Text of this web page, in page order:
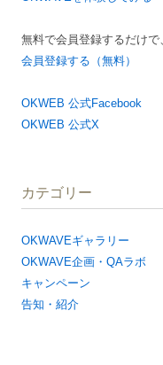
無料で会員登録するだけで
会員登録する（無料）
OKWEB 公式Facebook
OKWEB 公式X
カテゴリー
OKWAVEギャラリー
OKWAVE企画・QAラボ
キャンペーン
告知・紹介